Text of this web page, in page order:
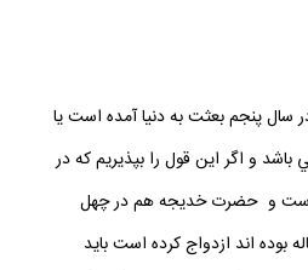
پنجم بعثت به دنيا آمده است يا
و اگر اين قول را بپذيريم كه در
است و حضرت خديجه هم در چهل
با پيامبر (ص) كه 25 ساله بوده اند ازدواج كرده است بايد